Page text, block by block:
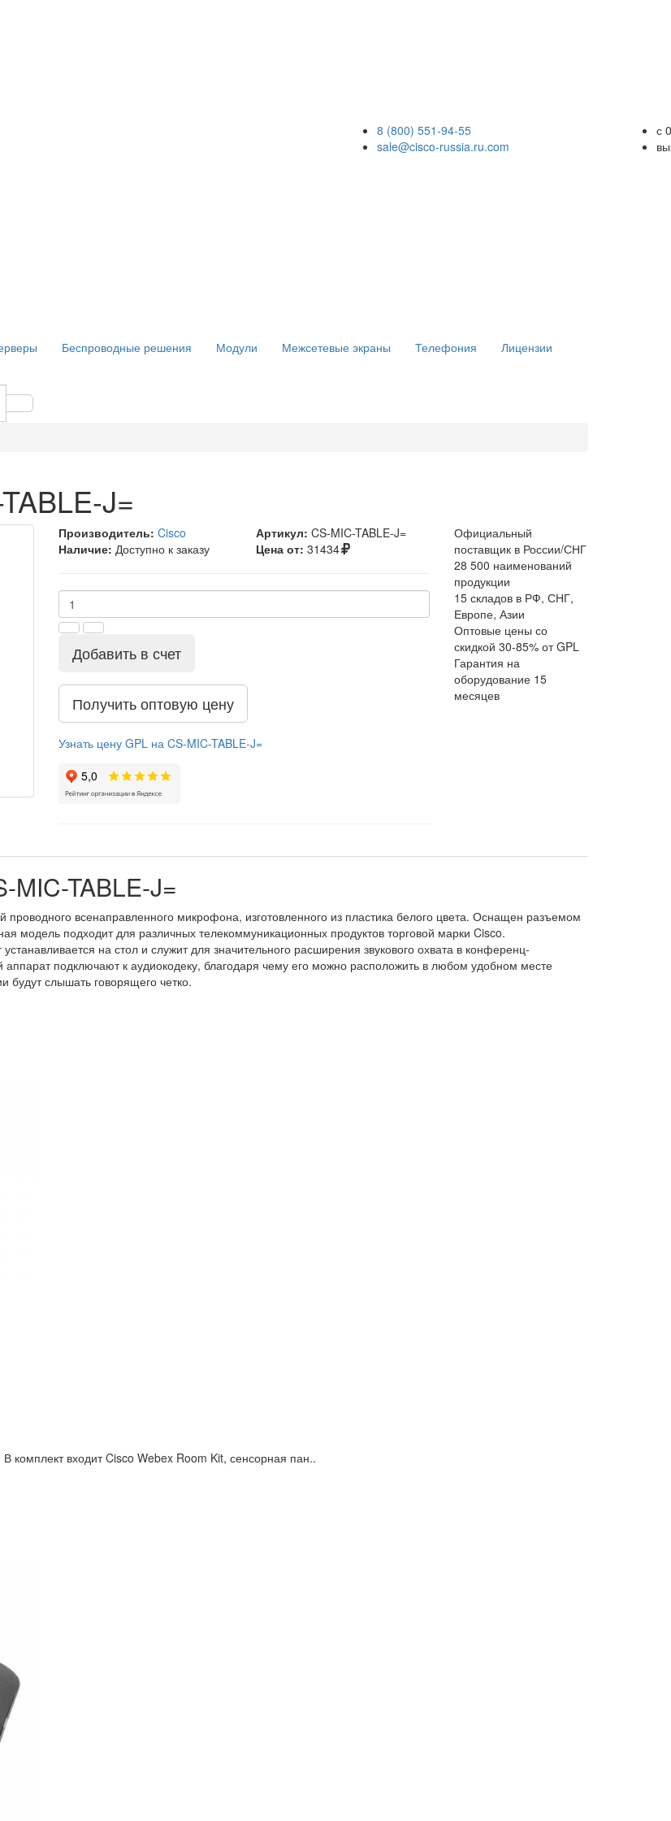
8 (800) 551-94-55
sale@cisco-russia.ru.com
с
Беспроводные решения Модули Межсетевые экраны Телефония Лицензии
J=
Производитель: Cisco Артикул: CS-MIC-TABLE-J=
Наличие: Доступно к заказу Цена от: 31434
Добавить в счет
Получить оптовую цену
Узнать цену GPL на CS-MIC-TABLE-J=
Официальный
поставщик в России/СНГ
28 500 наименований
продукции
15 складов в РФ, СНГ,
Европе, Азии
Оптовые цены со
скидкой 30-85% от GPL
Гарантия на
оборудование 15
месяцев
MIC-TABLE-J=
всенаправленного микрофона, изготовленного из пластика белого цвета. Оснащен разъемом
модель подходит для различных телекоммуникационных продуктов торговой марки Cisco.
на стол и служит для значительного расширения звукового охвата в конференц-
подключают к аудиокодеку, благодаря чему его можно расположить в любом удобном месте
будут слышать говорящего четко.
комплект входит Cisco Webex Room Kit, сенсорная пан..